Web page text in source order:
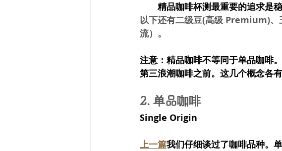
精品咖啡杯测最重要的追求是
以下还有二级豆(高级 Premium)、
流）。
注意：精品咖啡不等同于单品咖啡
第三浪潮咖啡之前。这几个概念各有
2. 单品咖啡
Single Origin
上一篇我们仔细谈过了咖啡品种。